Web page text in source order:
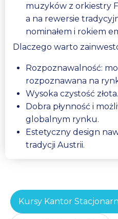
muzyków z orkiestry
a na rewersie
nominałem i rokiem
Dlaczego warto
Rozpoznawalność:
rozpoznawana na
Wysoka czystość złota.
Dobra płynność i
globalnym rynku.
Estetyczny design
tradycji Austrii.
Kursy Kantor